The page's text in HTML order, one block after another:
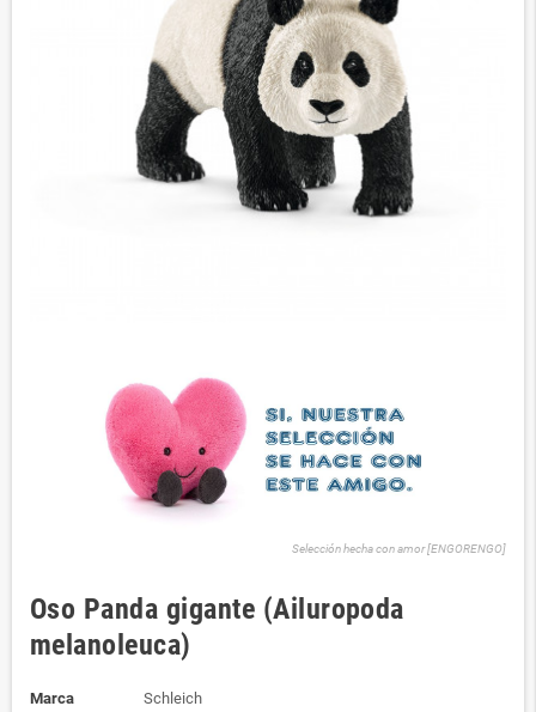
Selección hecha con amor [ENGORENGO]
Oso Panda gigante (Ailuropoda
melanoleuca)
Marca
Schleich